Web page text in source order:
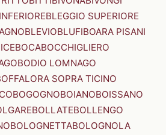
BLEGGIO SUPERIORE
BLEVIOBLUFIBOARA PISANI
BOCABOCCHIGLIERO
BODIO LOMNAGO
SOPRA TICINO
BOGOGNOBOIANOBOISSANO
BOLLATEBOLLENGO
BOLOGNETTABOLOGNOLA